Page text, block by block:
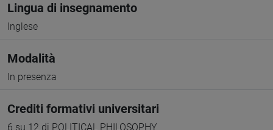
Lingua di insegnamento
Inglese
Modalità
In presenza
Crediti formativi universitari
6 su 12 di POLITICAL PHILOSOPHY